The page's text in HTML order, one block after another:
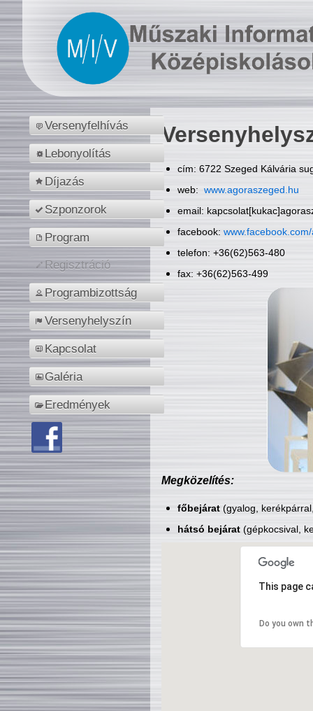
Versenyfelhívás
Lebonyolítás
Díjazás
Szponzorok
Program
Regisztráció
Programbizottság
Versenyhelyszín
Kapcsolat
Galéria
Eredmények
cím: 6722 Szeged Kálvária
web: www.agoraszeged.hu
email:
facebook:
telefon: +36(62)563-480
fax: +36(62)563-499
Megközelítés:
főbejárat(gyalog,
hátsó bejárat(gépkocsival,
This page
Do you own